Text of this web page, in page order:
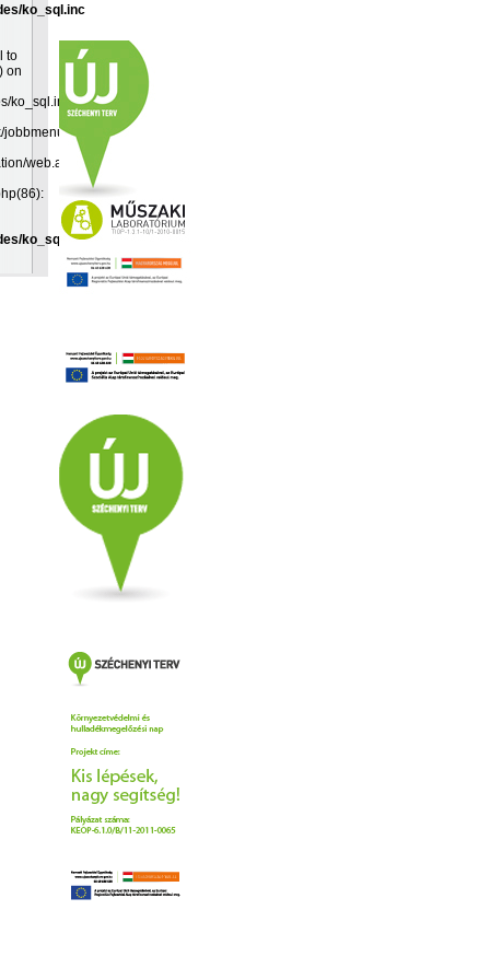
ko_sql.inc
to
on
ko_sql.inc:19
jobbmenu.inc(192):
web.app(349):
ko_sql.inc